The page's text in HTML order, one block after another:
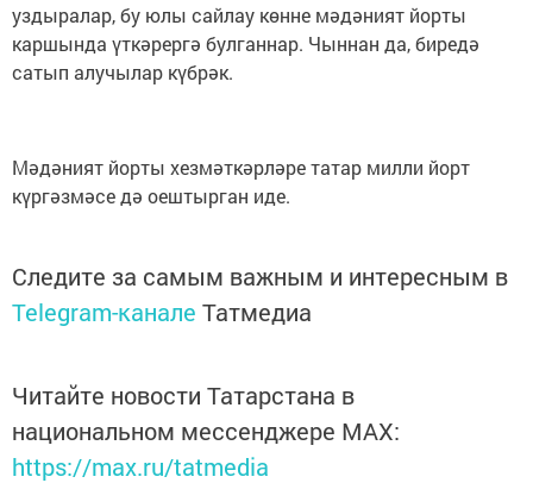
уздыралар, бу юлы сайлау көнне мәдәният йорты
каршында үткәрергә булганнар. Чыннан да, биредә
сатып алучылар күбрәк.
Мәдәният йорты хезмәткәрләре татар милли йорт
күргәзмәсе дә оештырган иде.
Следите за самым важным и интересным в
Telegram-канале Татмедиа
Читайте новости Татарстана в
национальном мессенджере MАХ:
https://max.ru/tatmedia